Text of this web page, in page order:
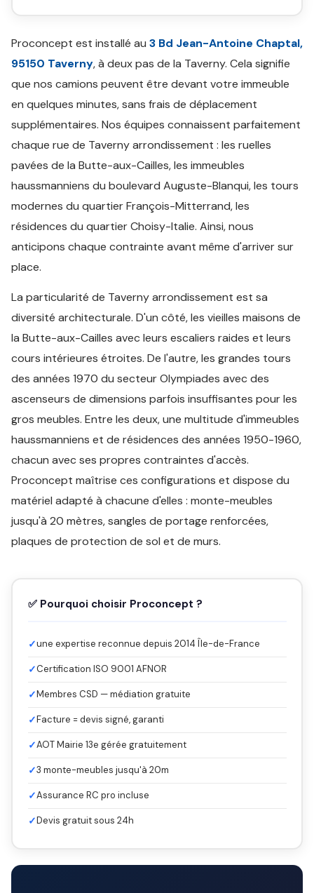
Proconcept est installé au 3 Bd Jean-Antoine Chaptal,
95150 Taverny, à deux pas de la Taverny. Cela signifie
que nos camions peuvent être devant votre immeuble
en quelques minutes, sans frais de déplacement
supplémentaires. Nos équipes connaissent parfaitement
chaque rue de Taverny arrondissement : les ruelles
pavées de la Butte-aux-Cailles, les immeubles
haussmanniens du boulevard Auguste-Blanqui, les tours
modernes du quartier François-Mitterrand, les
résidences du quartier Choisy-Italie. Ainsi, nous
anticipons chaque contrainte avant même d'arriver sur
place.
La particularité de Taverny arrondissement est sa
diversité architecturale. D'un côté, les vieilles maisons de
la Butte-aux-Cailles avec leurs escaliers raides et leurs
cours intérieures étroites. De l'autre, les grandes tours
des années 1970 du secteur Olympiades avec des
ascenseurs de dimensions parfois insuffisantes pour les
gros meubles. Entre les deux, une multitude d'immeubles
haussmanniens et de résidences des années 1950-1960,
chacun avec ses propres contraintes d'accès.
Proconcept maîtrise ces configurations et dispose du
matériel adapté à chacune d'elles : monte-meubles
jusqu'à 20 mètres, sangles de portage renforcées,
plaques de protection de sol et de murs.
✅ Pourquoi choisir Proconcept ?
✓une expertise reconnue depuis 2014 Île-de-France
✓Certification ISO 9001 AFNOR
✓Membres CSD — médiation gratuite
✓Facture = devis signé, garanti
✓AOT Mairie 13e gérée gratuitement
✓3 monte-meubles jusqu'à 20m
✓Assurance RC pro incluse
✓Devis gratuit sous 24h